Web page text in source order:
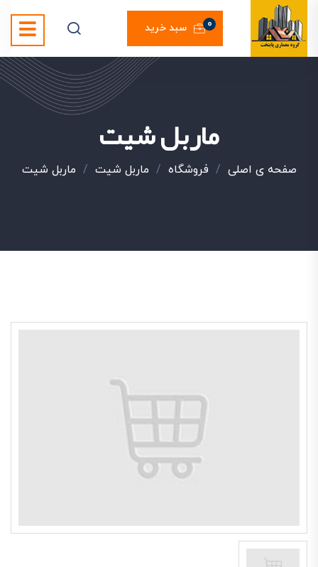
سبد خرید 0
ماربل شیت
صفحه ی اصلی / فروشگاه / ماربل شیت / ماربل شیت